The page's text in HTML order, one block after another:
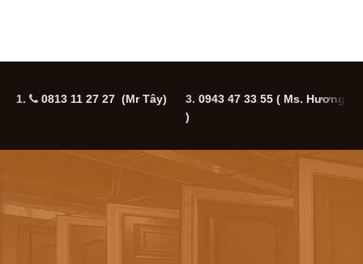
1. 0813 11 27 27 (Mr Tây) 3. 0943 47 33 55 ( Ms. Hương
)